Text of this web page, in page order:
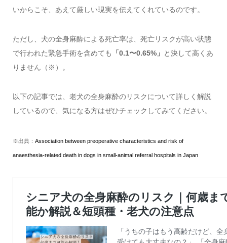
いからこそ、あえて厳しい現実を伝えてくれているのです。
ただし、犬の全身麻酔による死亡率は、死亡リスクが高い状態
で行われた緊急手術を含めても
「0.1〜0.65%」 と決して高くあ
りません（※）。
以下の記事では、老犬の全身麻酔のリスクについて詳しく解説
しているので、気になる方はぜひチェックしてみてください。
※出典： Association between preoperative characteristics and risk of
anaesthesia-related death in dogs in small-animal referral hospitals in Japan